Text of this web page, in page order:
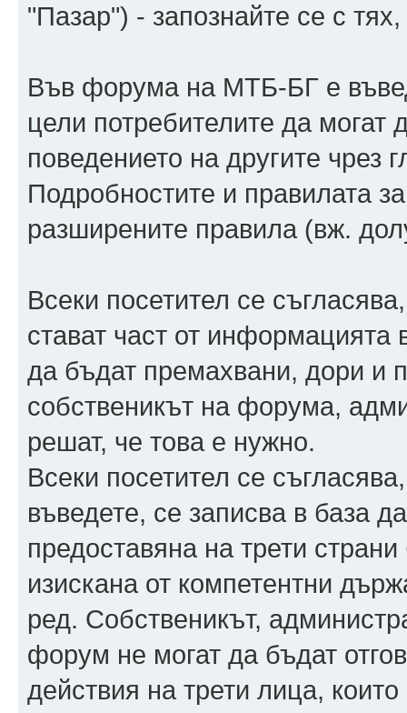
"Пазар") - запознайте се с
Във форума на МТБ-БГ е
цели потребителите да
поведението на другите чрез
Подробностите и правилата
разширените правила (вж.
Всеки посетител се
стават част от информацията
да бъдат премахвани, дори и
собственикът на форума,
решат, че това е нужно.
Всеки посетител се
въведете, се записва в база
предоставяна на трети
изискана от компетентни
ред. Собственикът,
форум не могат да бъдат
действия на трети лица,